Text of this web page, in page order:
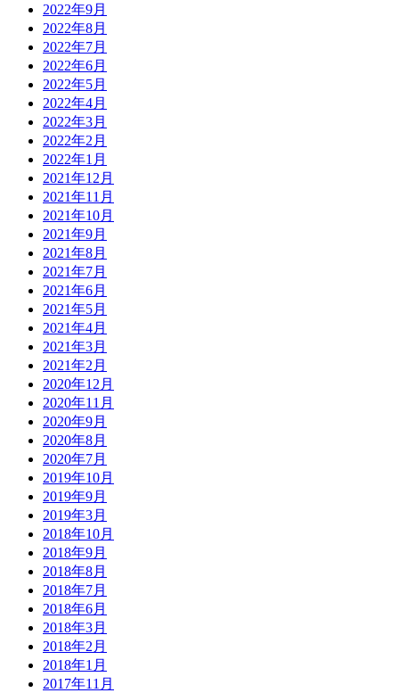
2022年9月
2022年8月
2022年7月
2022年6月
2022年5月
2022年4月
2022年3月
2022年2月
2022年1月
2021年12月
2021年11月
2021年10月
2021年9月
2021年8月
2021年7月
2021年6月
2021年5月
2021年4月
2021年3月
2021年2月
2020年12月
2020年11月
2020年9月
2020年8月
2020年7月
2019年10月
2019年9月
2019年3月
2018年10月
2018年9月
2018年8月
2018年7月
2018年6月
2018年3月
2018年2月
2018年1月
2017年11月